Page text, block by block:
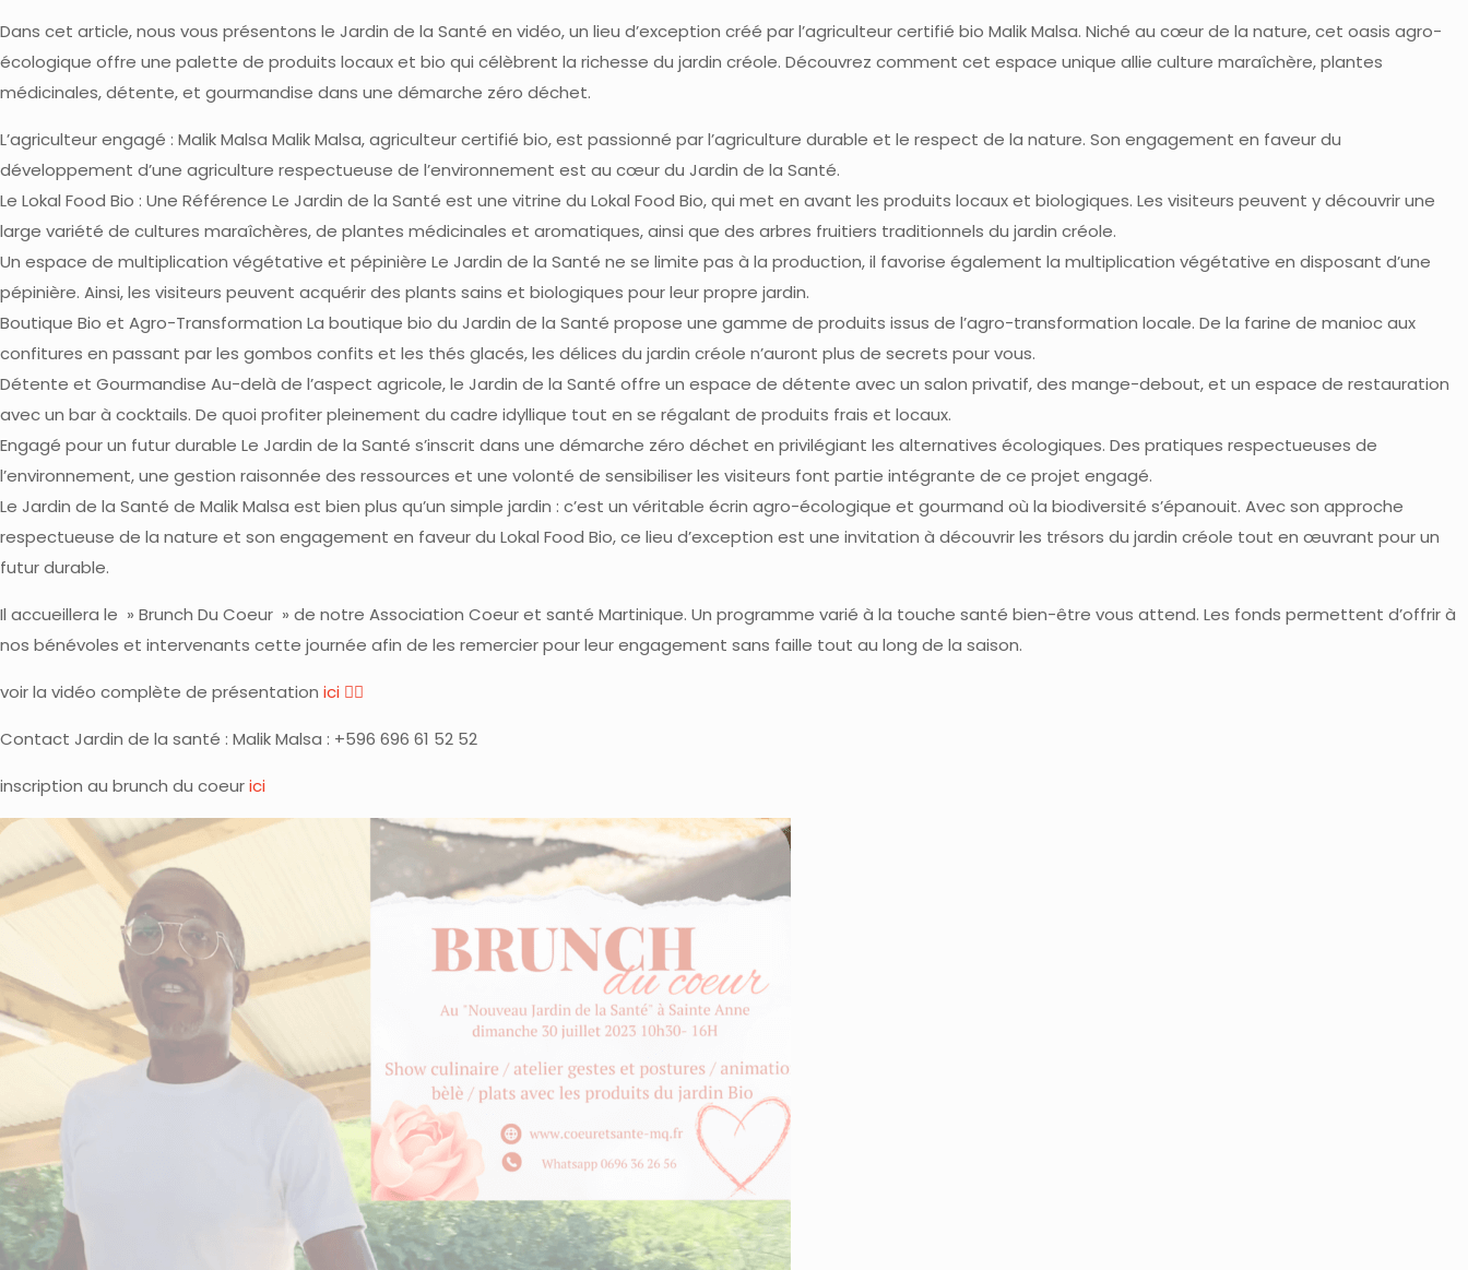
Dans cet article, nous vous présentons le Jardin de la Santé en vidéo, un lieu d’exception créé par l’agriculteur certifié bio Malik Malsa. Niché au cœur de la nature, cet oasis agro-
écologique offre une palette de produits locaux et bio qui célèbrent la richesse du jardin créole. Découvrez comment cet espace unique allie culture maraîchère, plantes
médicinales, détente, et gourmandise dans une démarche zéro déchet.
L’agriculteur engagé : Malik Malsa Malik Malsa, agriculteur certifié bio, est passionné par l’agriculture durable et le respect de la nature. Son engagement en faveur du
développement d’une agriculture respectueuse de l’environnement est au cœur du Jardin de la Santé.
Le Lokal Food Bio : Une Référence Le Jardin de la Santé est une vitrine du Lokal Food Bio, qui met en avant les produits locaux et biologiques. Les visiteurs peuvent y découvrir une
large variété de cultures maraîchères, de plantes médicinales et aromatiques, ainsi que des arbres fruitiers traditionnels du jardin créole.
Un espace de multiplication végétative et pépinière Le Jardin de la Santé ne se limite pas à la production, il favorise également la multiplication végétative en disposant d’une
pépinière. Ainsi, les visiteurs peuvent acquérir des plants sains et biologiques pour leur propre jardin.
Boutique Bio et Agro-Transformation La boutique bio du Jardin de la Santé propose une gamme de produits issus de l’agro-transformation locale. De la farine de manioc aux
confitures en passant par les gombos confits et les thés glacés, les délices du jardin créole n’auront plus de secrets pour vous.
Détente et Gourmandise Au-delà de l’aspect agricole, le Jardin de la Santé offre un espace de détente avec un salon privatif, des mange-debout, et un espace de restauration
avec un bar à cocktails. De quoi profiter pleinement du cadre idyllique tout en se régalant de produits frais et locaux.
Engagé pour un futur durable Le Jardin de la Santé s’inscrit dans une démarche zéro déchet en privilégiant les alternatives écologiques. Des pratiques respectueuses de
l’environnement, une gestion raisonnée des ressources et une volonté de sensibiliser les visiteurs font partie intégrante de ce projet engagé.
Le Jardin de la Santé de Malik Malsa est bien plus qu’un simple jardin : c’est un véritable écrin agro-écologique et gourmand où la biodiversité s’épanouit. Avec son approche
respectueuse de la nature et son engagement en faveur du Lokal Food Bio, ce lieu d’exception est une invitation à découvrir les trésors du jardin créole tout en œuvrant pour un
futur durable.
Il accueillera le » Brunch Du Coeur » de notre Association Coeur et santé Martinique. Un programme varié à la touche santé bien-être vous attend. Les fonds permettent d’offrir à
nos bénévoles et intervenants cette journée afin de les remercier pour leur engagement sans faille tout au long de la saison.
voir la vidéo complète de présentation ici 👇🏼
Contact Jardin de la santé : Malik Malsa :‭ +596 696 61 52 52‬
inscription au brunch du coeurici